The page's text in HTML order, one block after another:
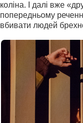
коліна. І далі вже
попередньому
вбивати людей